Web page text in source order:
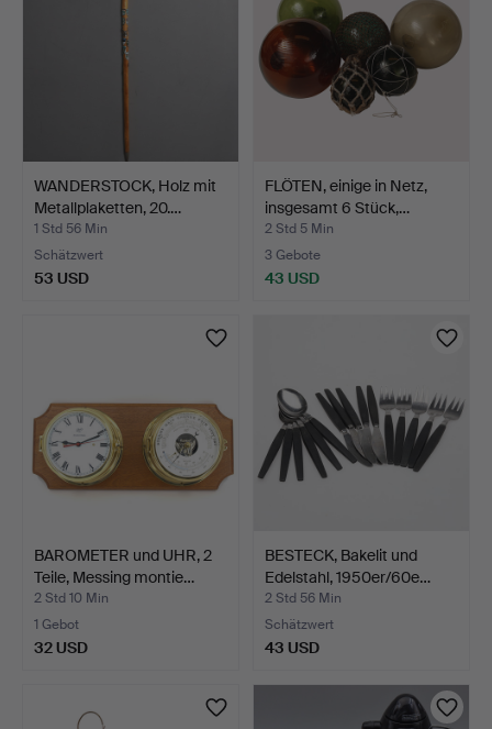
WANDERSTOCK, Holz mit
Metallplaketten, 20.…
1 Std 56 Min
Schätzwert
53 USD
FLÖTEN, einige in Netz,
insgesamt 6 Stück,…
2 Std 5 Min
3 Gebote
43 USD
BAROMETER und UHR, 2
Teile, Messing montie…
2 Std 10 Min
1 Gebot
32 USD
BESTECK, Bakelit und
Edelstahl, 1950er/60e…
2 Std 56 Min
Schätzwert
43 USD